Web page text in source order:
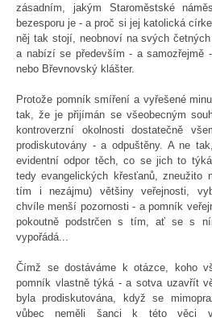
zásadním, jakým Staroměstské
bezesporu je - a proč si jej katolická
něj tak stojí, neobnoví na svých četných
a nabízí se především - a samozřejmě
nebo Břevnovský klášter.
Protože pomník smíření a vyřešené
tak, že je přijímán se všeobecným
kontroverzní okolnosti dostatečně
prodiskutovány - a odpuštěny. A ne
evidentní odpor těch, co se jich to týká
tedy evangelických křesťanů, zneužito
tím i nezájmu) většiny veřejnosti,
chvíle menší pozornosti - a pomník
pokoutně podstrčen s tím, ať se s
vypořádá...
Čímž se dostáváme k otázce, koho
pomník vlastně týká - a sotva uzavřít
byla prodiskutována, když se
vůbec neměli šanci k této věci